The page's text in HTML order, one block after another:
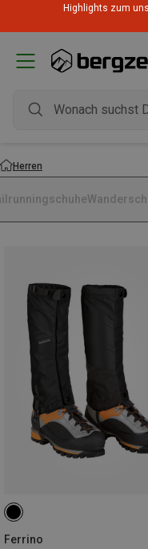
Highlights zum
Herren
Ferrino
M|S